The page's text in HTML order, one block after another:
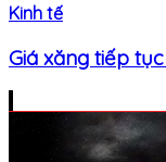
Kinh tế
Giá xăng tiếp